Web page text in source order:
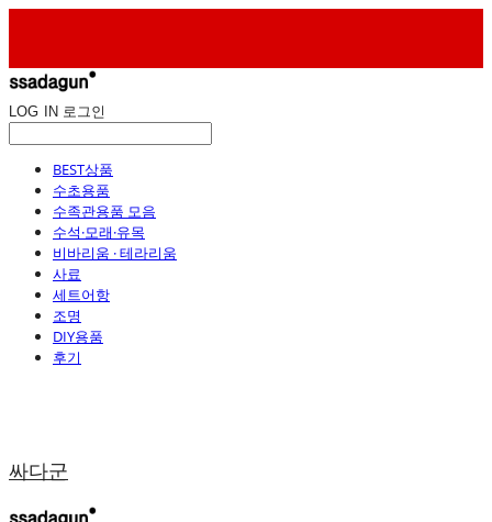
LOG IN 로그인
BEST상품
수초용품
수족관용품 모음
수석·모래·유목
비바리움 · 테라리움
사료
세트어항
조명
DIY용품
후기
싸다군